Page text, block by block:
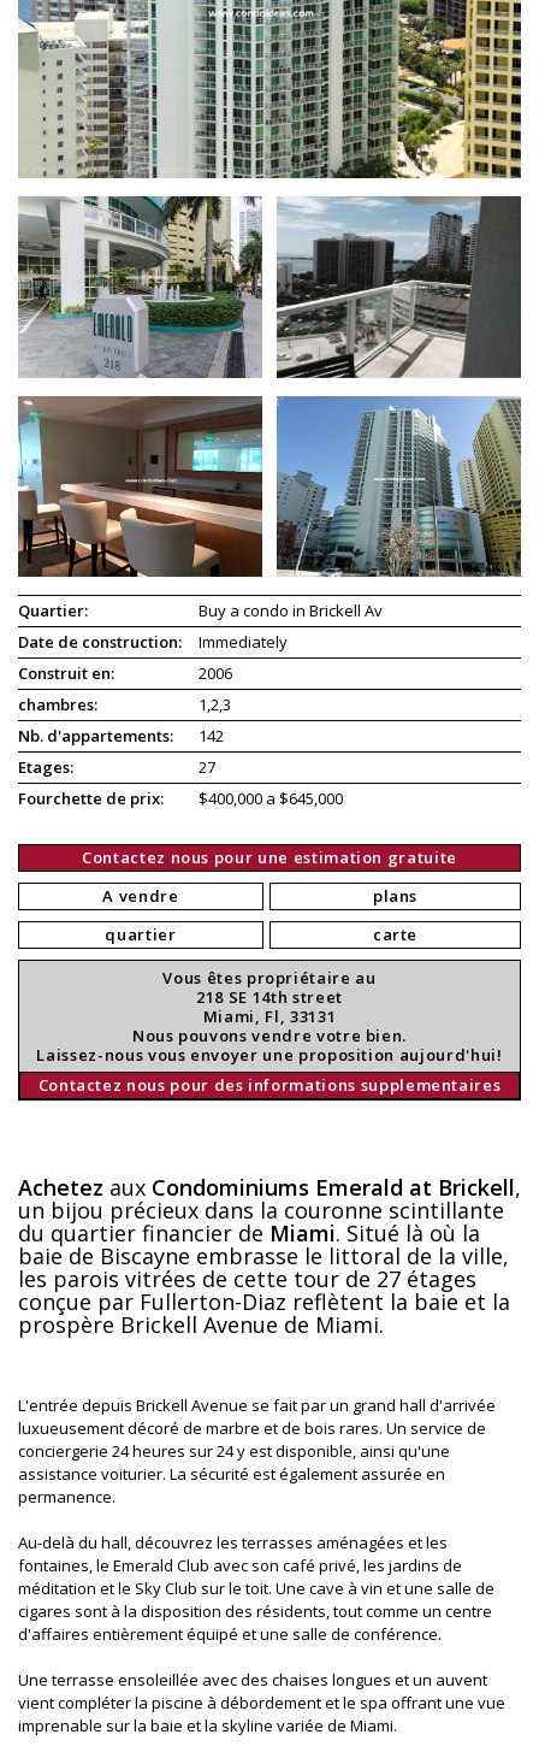
Quartier:
Buy a condo in Brickell Av
Date de construction:
Immediately
Construit en:
2006
chambres:
1,2,3
Nb. d'appartements:
142
Etages:
27
Fourchette de prix:
$400,000 a $645,000
Contactez nous pour une estimation gratuite
A vendre
quartier
plans
carte
Vous êtes propriétaire au
218 SE 14th street
Miami, Fl, 33131
Nous pouvons vendre votre bien.
Laissez-nous vous envoyer une proposition aujourd'hui!
Contactez nous pour des informations supplementaires
Achetez aux Condominiums Emerald at Brickell,
un bijou précieux dans la couronne scintillante
du quartier financier de Miami. Situé là où la
baie de Biscayne embrasse le littoral de la ville,
les parois vitrées de cette tour de 27 étages
conçue par Fullerton-Diaz reflètent la baie et la
prospère Brickell Avenue de Miami.
L'entrée depuis Brickell Avenue se fait par un grand hall d'arrivée
luxueusement décoré de marbre et de bois rares. Un service de
conciergerie 24 heures sur 24 y est disponible, ainsi qu'une
assistance voiturier. La sécurité est également assurée en
permanence.
Au-delà du hall, découvrez les terrasses aménagées et les
fontaines, le Emerald Club avec son café privé, les jardins de
méditation et le Sky Club sur le toit. Une cave à vin et une salle de
cigares sont à la disposition des résidents, tout comme un centre
d'affaires entièrement équipé et une salle de conférence.
Une terrasse ensoleillée avec des chaises longues et un auvent
vient compléter la piscine à débordement et le spa offrant une vue
imprenable sur la baie et la skyline variée de Miami.